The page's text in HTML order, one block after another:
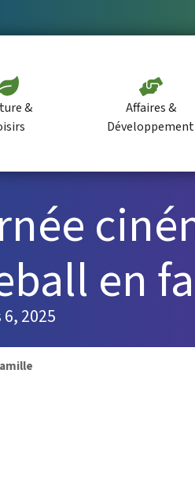
&
Affaires &
Développement
en
2025